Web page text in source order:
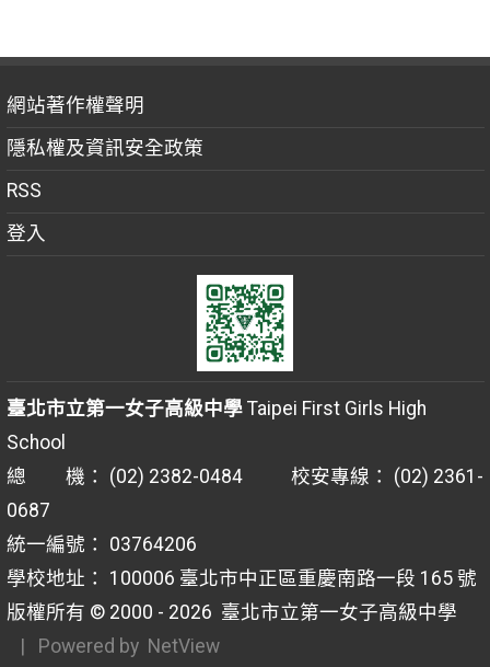
網站著作權聲明
隱私權及資訊安全政策
RSS
登入
臺北市立第一女子高級中學Taipei First Girls High
School
總 機： (02) 2382-0484 校安專線： (02) 2361-
0687
統一編號： 03764206
學校地址： 100006 臺北市中正區重慶南路一段 165 號
版權所有 © 2000 - 2026 臺北市立第一女子高級中學
| Powered by NetView